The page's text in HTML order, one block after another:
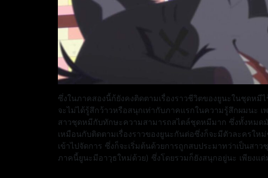
ซึ่งในภาคสองนี้ก้ยังคงติดตามเรื่องราวชีวิตของยูนะในชุดหมี
จะไม่ได้รู้สึกว้าวหรือสนุกเท่ากับภาคแรกในความรู้สึกผมนะ เ
สาวชุดหมีกับทักษะความสามารถสไตล์ชุดหมีมาก ซึ่งทั้งหมด
เหมือนกับติดตามเรื่องราวของยูนะกันต่อซึ่งก็จะมีตัวละครให
เข้าไปจัดการ ซึ่งก็จะเริ่มต้นด้วยการถูกสบประมาทว่าเป็นสา
ภาคนี้ยูนะมีอาวุธใหม่ด้วย) ซึ่งโดยรวมก็ยังสนุกอยู่นะ เพียงแ